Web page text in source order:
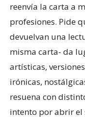
reenvía la carta a
profesiones. Pide
devuelvan una
misma carta- da
artísticas,
irónicas,
resuena con
intento por abrir el